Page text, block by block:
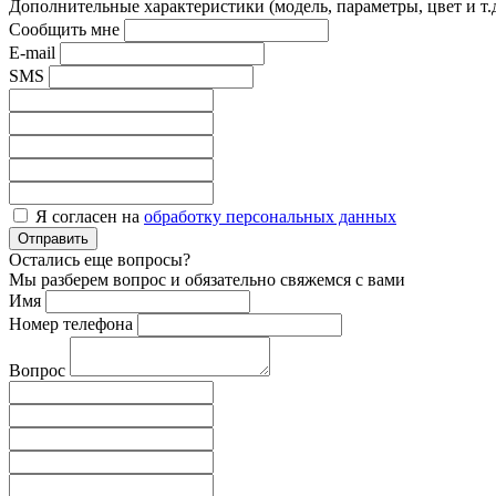
Дополнительные характеристики (модель, параметры, цвет и
Сообщить мне
E-mail
SMS
Я согласен на обработку персональных данных
Отправить
Остались еще вопросы?
Мы разберем вопрос и обязательно свяжемся с вами
Имя
Номер телефона
Вопрос